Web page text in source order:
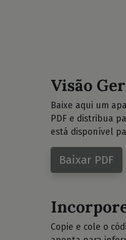
Visão
Baixe aqui um
PDF e distribua
está disponível
Baixar PDF
Copie e cole o